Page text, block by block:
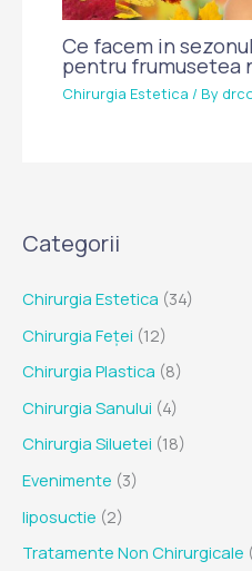
Ce facem in
pentru frumusetea
Chirurgia Estetica / By
Categorii
Chirurgia Estetica (34)
Chirurgia Feței (12)
Chirurgia Plastica (8)
Chirurgia Sanului (4)
Chirurgia Siluetei (18)
Evenimente (3)
liposuctie (2)
Tratamente Non Chirurgicale